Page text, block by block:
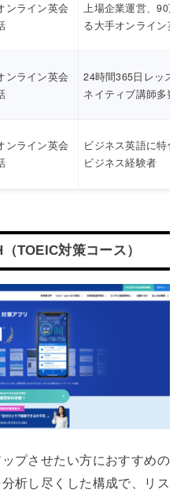
ンライン英会
上場企業運営、90万
る大手オンライン英
ンライン英会
24時間365日レッス
ネイティブ講師多数
ンライン英会
ビジネス英語に特化
ビジネス経験者
TOEIC対策コース）
プさせたい方におすすめの
析し尽くした構成で、リス